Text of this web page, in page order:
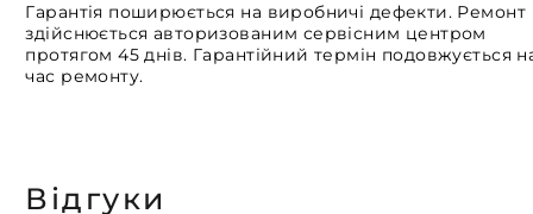
Гарантія поширюється на виробничі дефекти. Ремонт
здійснюється авторизованим сервісним центром
протягом 45 днів. Гарантійний термін подовжується
час ремонту.
Відгуки